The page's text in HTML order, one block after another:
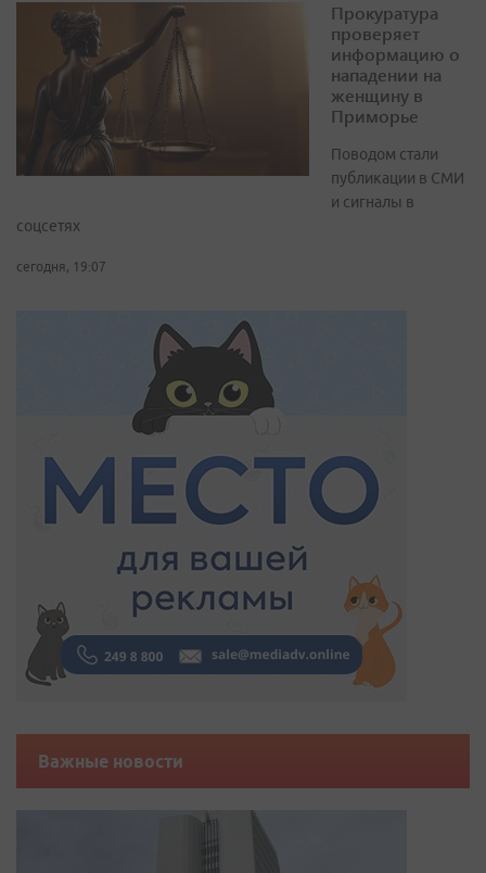
Прокуратура
проверяет
информацию о
нападении на
женщину в
Приморье
Поводом стали
публикации в СМИ
и сигналы в
соцсетях
сегодня, 19:07
Важные новости